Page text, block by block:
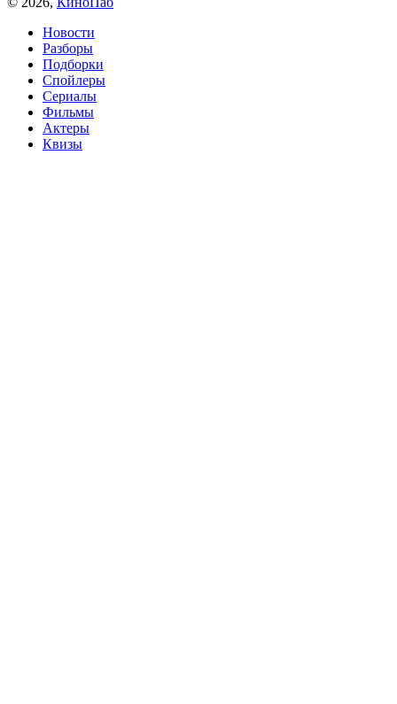
Новости
Разборы
Подборки
Спойлеры
Сериалы
Фильмы
Актеры
Квизы